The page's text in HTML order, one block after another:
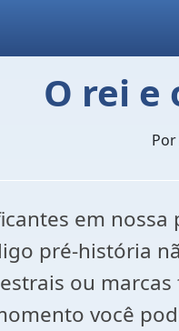
O rei e
Por
em
pré-história
ou
você